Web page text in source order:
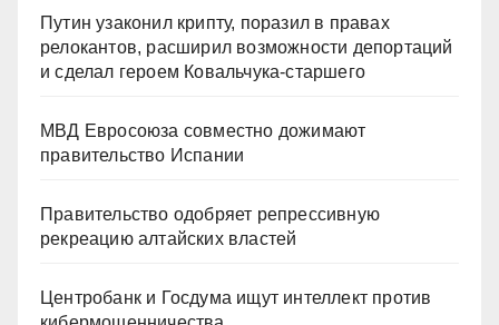
Путин узаконил крипту, поразил в правах
релокантов, расширил возможности депортаций
и сделал героем Ковальчука-старшего
МВД Евросоюза совместно дожимают
правительство Испании
Правительство одобряет репрессивную
рекреацию алтайских властей
Центробанк и Госдума ищут интеллект против